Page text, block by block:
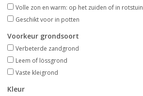
Aanbiedingen
Bodemverbetering
Overige producten
Volle zon en warm: op het zuiden of in rotstuin
Geschikt voor in potten
Voorkeur grondsoort
Verbeterde zandgrond
Leem of lössgrond
Vaste kleigrond
Kleur